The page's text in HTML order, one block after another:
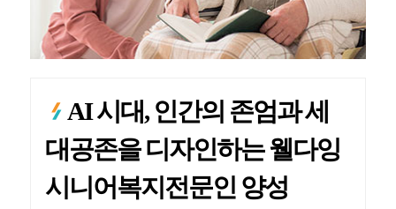
AI 시대, 인간의 존엄과 세
대공존을 디자인하는 웰다잉
시니어복지전문인 양성